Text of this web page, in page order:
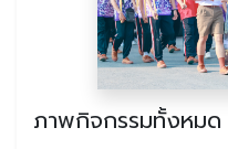
ภาพกิจกรรมทั้งหมด